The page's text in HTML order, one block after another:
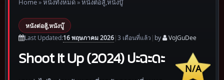
หนังต่อสู้,หนังบู๊
Last Updated:16 พฤษภาคม 2026|3 เดือนที่แล้ว | by VoJGuDee
N/A
Shoot It Up (2024) ปะฉะดะ